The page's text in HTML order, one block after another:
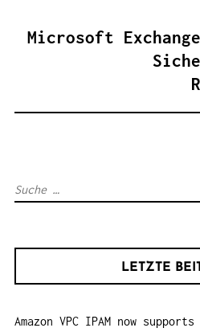
I
I
Microsoft
S
a
LETZTE
Amazon VPC IPAM now